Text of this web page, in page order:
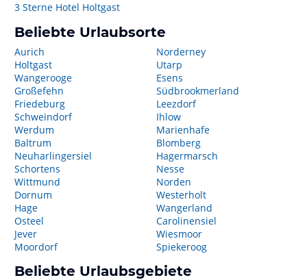
3 Sterne Hotel Holtgast
Beliebte Urlaubsorte
Aurich
Holtgast
Wangerooge
Großefehn
Friedeburg
Schweindorf
Werdum
Baltrum
Neuharlingersiel
Schortens
Wittmund
Dornum
Hage
Osteel
Jever
Moordorf
Norderney
Utarp
Esens
Südbrookmerland
Leezdorf
Ihlow
Marienhafe
Blomberg
Hagermarsch
Nesse
Norden
Westerholt
Wangerland
Carolinensiel
Wiesmoor
Spiekeroog
Beliebte Urlaubsgebiete